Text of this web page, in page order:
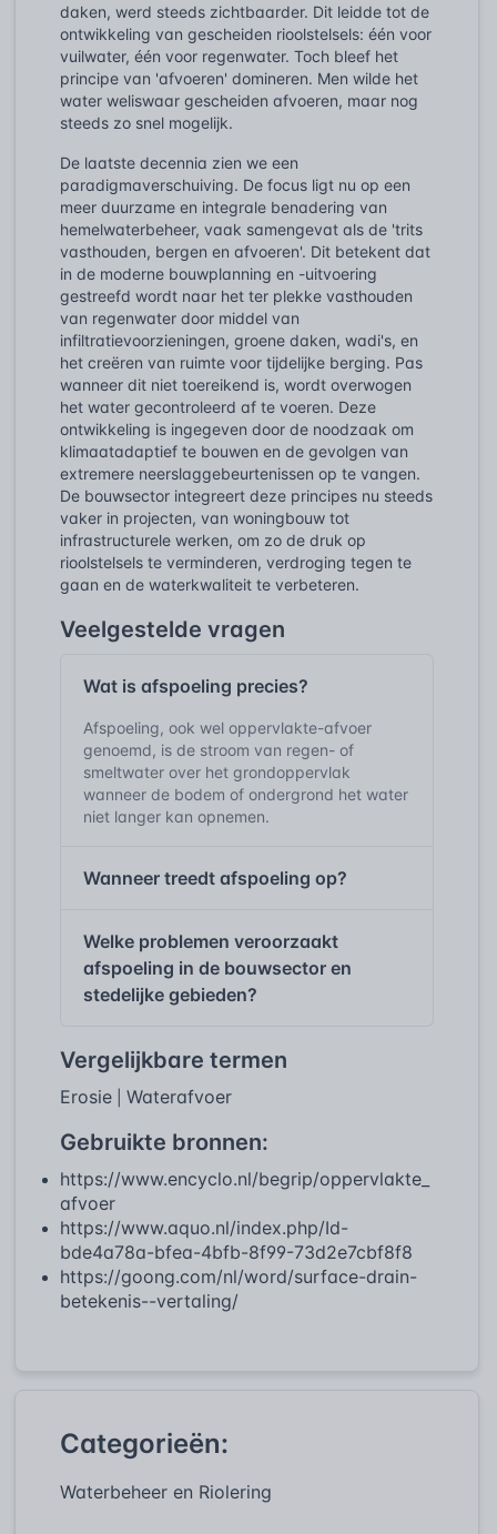
daken, werd steeds zichtbaarder. Dit leidde tot de
ontwikkeling van gescheiden rioolstelsels: één voor
vuilwater, één voor regenwater. Toch bleef het
principe van 'afvoeren' domineren. Men wilde het
water weliswaar gescheiden afvoeren, maar nog
steeds zo snel mogelijk.
De laatste decennia zien we een
paradigmaverschuiving. De focus ligt nu op een
meer duurzame en integrale benadering van
hemelwaterbeheer, vaak samengevat als de 'trits
vasthouden, bergen en afvoeren'. Dit betekent dat
in de moderne bouwplanning en -uitvoering
gestreefd wordt naar het ter plekke vasthouden
van regenwater door middel van
infiltratievoorzieningen, groene daken, wadi's, en
het creëren van ruimte voor tijdelijke berging. Pas
wanneer dit niet toereikend is, wordt overwogen
het water gecontroleerd af te voeren. Deze
ontwikkeling is ingegeven door de noodzaak om
klimaatadaptief te bouwen en de gevolgen van
extremere neerslaggebeurtenissen op te vangen.
De bouwsector integreert deze principes nu steeds
vaker in projecten, van woningbouw tot
infrastructurele werken, om zo de druk op
rioolstelsels te verminderen, verdroging tegen te
gaan en de waterkwaliteit te verbeteren.
Veelgestelde vragen
Wat is afspoeling precies?
Afspoeling, ook wel oppervlakte-afvoer
genoemd, is de stroom van regen- of
smeltwater over het grondoppervlak
wanneer de bodem of ondergrond het water
niet langer kan opnemen.
Wanneer treedt afspoeling op?
Welke problemen veroorzaakt
afspoeling in de bouwsector en
stedelijke gebieden?
Vergelijkbare termen
Erosie Waterafvoer
Gebruikte bronnen:
https://www.encyclo.nl/begrip/oppervlakte_
afvoer
https://www.aquo.nl/index.php/Id-
bde4a78a-bfea-4bfb-8f99-73d2e7cbf8f8
https://goong.com/nl/word/surface-drain-
betekenis--vertaling/
Categorieën:
Waterbeheer en Riolering